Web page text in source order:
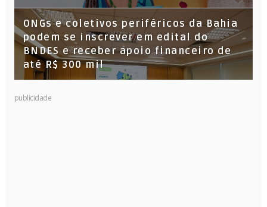
ONGs e coletivos periféricos da Bahia
podem se inscrever em edital do
BNDES e receber apoio financeiro de
até R$ 300 mil
publicidade